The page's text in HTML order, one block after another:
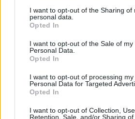
not limited to your visit or usage
grant or deny consent to Google and
use your data for below specified
consent section.
I want to opt-out of the Sharing of
personal data.
Opted In
I want to opt-out of the Sale of my
Personal Data.
Opted In
I want to opt-out of processing my
Personal Data for Targeted
Opted In
I want to opt-out of Collection, Use,
Retention, Sale, and/or Sharing of
ρόλο του μαέστρου. Ωστόσο,
υποφλοιώδεις δομές –
εγκεφάλου – ίσως είναι αρκετές
δημιουργήσουν την αίσθηση. Με
φλοιό ενώ αφήνουν τις
το αντίστροφο), διαπιστώνοντας
κυκλώματα είναι απαραίτητα για